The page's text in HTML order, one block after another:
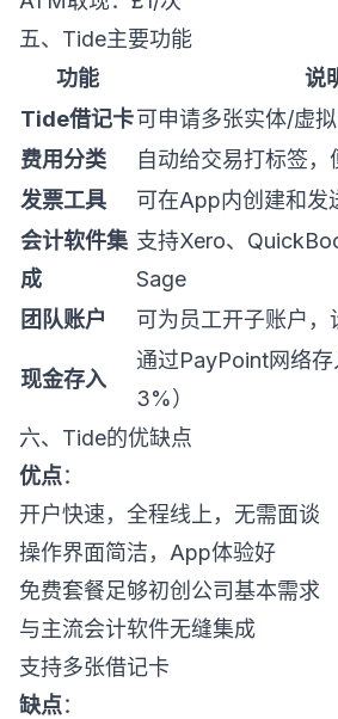
五、Tide主要功能
功能
说
Tide借记卡可申请多张实体/虚
费用分类
自动给交易打标签，
发票工具
可在App内创建和发
会计软件集
成
支持Xero、
Sage
团队账户
可为员工开子账户，
现金存入
通过PayPoint网络
3%）
六、Tide的优缺点
优点：
开户快速，全程线上，无需面谈
操作界面简洁，App体验好
免费套餐足够初创公司基本需求
与主流会计软件无缝集成
支持多张借记卡
缺点：